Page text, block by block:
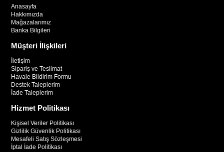
Anasayfa
Hakkımızda
Mağazalarımız
Banka Bilgileri
Müşteri İlişkileri
İletişim
Sipariş ve Teslimat
Havale Bildirim Formu
Destek Taleplerim
İade Taleplerim
Hizmet Politikası
Kişisel Veriler Politikası
Gizlilik Güvenlik Politikası
Mesafeli Satış Sözleşmesi
İptal İade Politikası